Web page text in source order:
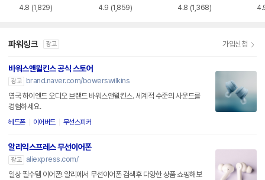
4.8 (1,829) 4.9 (1,859) 4.8 (1,368)
파워링크 광고 가입신청
바워스앤윌킨스 공식 스토어
광고
brand.naver.com/bowerswilkins
영국 하이엔드 오디오 브랜드 바워스앤윌킨스. 세계적 수준의 사운드를
경험하세요.
헤드폰 이어버드 무선스피커
알리익스프레스 무선이어폰
광고
aliexpress.com/
일상 필수템 이어폰! 알리에서 무선이어폰 검색후 다양한 상품 쇼핑해보